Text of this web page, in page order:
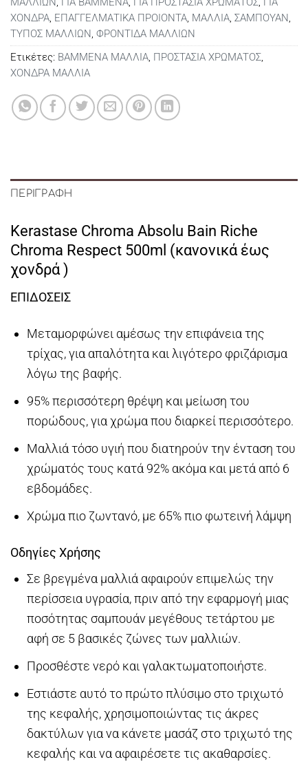
ΧΟΝΔΡΑ, ΕΠΑΓΓΕΛΜΑΤΙΚΑ ΠΡΟΙΟΝΤΑ, ΜΑΛΛΙΑ, ΣΑΜΠΟΥΑΝ,
ΤΥΠΟΣ ΜΑΛΛΙΩΝ, ΦΡΟΝΤΙΔΑ ΜΑΛΛΙΩΝ
Ετικέτες: ΒΑΜΜΕΝΑ ΜΑΛΛΙΑ, ΠΡΟΣΤΑΣΙΑ ΧΡΩΜΑΤΟΣ,
ΧΟΝΔΡΑ ΜΑΛΛΙΑ
ΠΕΡΙΓΡΑΦΉ
Kerastase Chroma Absolu Bain Riche
Chroma Respect 500ml (κανονικά έως
χονδρά )
ΕΠΙΔΟΣΕΙΣ
Μεταμορφώνει αμέσως την επιφάνεια της
τρίχας, για απαλότητα και λιγότερο φριζάρισμα
λόγω της βαφής.
95% περισσότερη θρέψη και μείωση του
πορώδους, για χρώμα που διαρκεί περισσότερο.
Μαλλιά τόσο υγιή που διατηρούν την ένταση του
χρώματός τους κατά 92% ακόμα και μετά από 6
εβδομάδες.
Χρώμα πιο ζωντανό, με 65% πιο φωτεινή λάμψη
Οδηγίες Χρήσης
Σε βρεγμένα μαλλιά αφαιρούν επιμελώς την
περίσσεια υγρασία, πριν από την εφαρμογή μιας
ποσότητας σαμπουάν μεγέθους τετάρτου με
αφή σε 5 βασικές ζώνες των μαλλιών.
Προσθέστε νερό και γαλακτωματοποιήστε.
Εστιάστε αυτό το πρώτο πλύσιμο στο τριχωτό
της κεφαλής, χρησιμοποιώντας τις άκρες
δακτύλων για να κάνετε μασάζ στο τριχωτό της
κεφαλής και να αφαιρέσετε τις ακαθαρσίες.